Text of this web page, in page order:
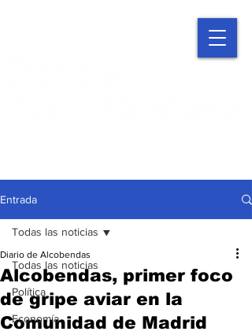
Entrada
Todas las noticias
Política
Economía
Todas las noticias
Alcobendas, primer foco
de gripe aviar en la
Comunidad de Madrid
Diario de Alcobendas